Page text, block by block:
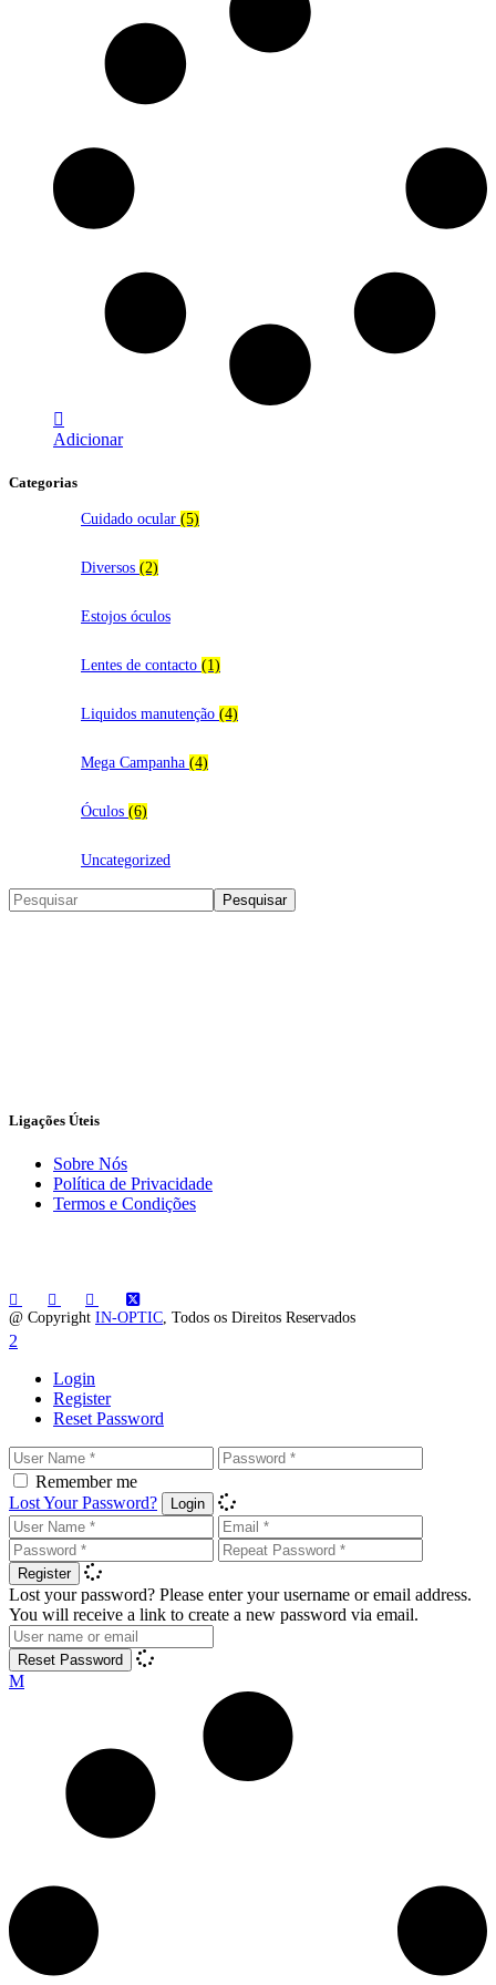
Adicionar
Categorias
Cuidado ocular (5)
Diversos (2)
Estojos óculos
Lentes de contacto (1)
Liquidos manutenção (4)
Mega Campanha (4)
Óculos (6)
Uncategorized
Search Pesquisar
Ligações Úteis
Sobre Nós
Política de Privacidade
Termos e Condições
@ Copyright IN-OPTIC, Todos os Direitos Reservados
Login
Register
Reset Password
Remember me
Lost Your Password?
Login
Register
Lost your password? Please enter your username or email address.
You will receive a link to create a new password via email.
Reset Password